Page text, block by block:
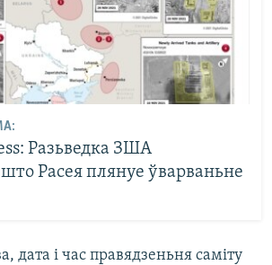
Разьведка ЗША
Расея плянуе ўварваньне
дата і час правядзеньня саміту